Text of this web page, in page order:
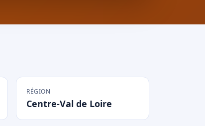
RÉGION
Centre-Val de Loire